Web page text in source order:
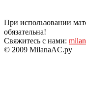
При использовании
обязательна!
Свяжитесь с нами:
© 2009 MilanaAC.ру